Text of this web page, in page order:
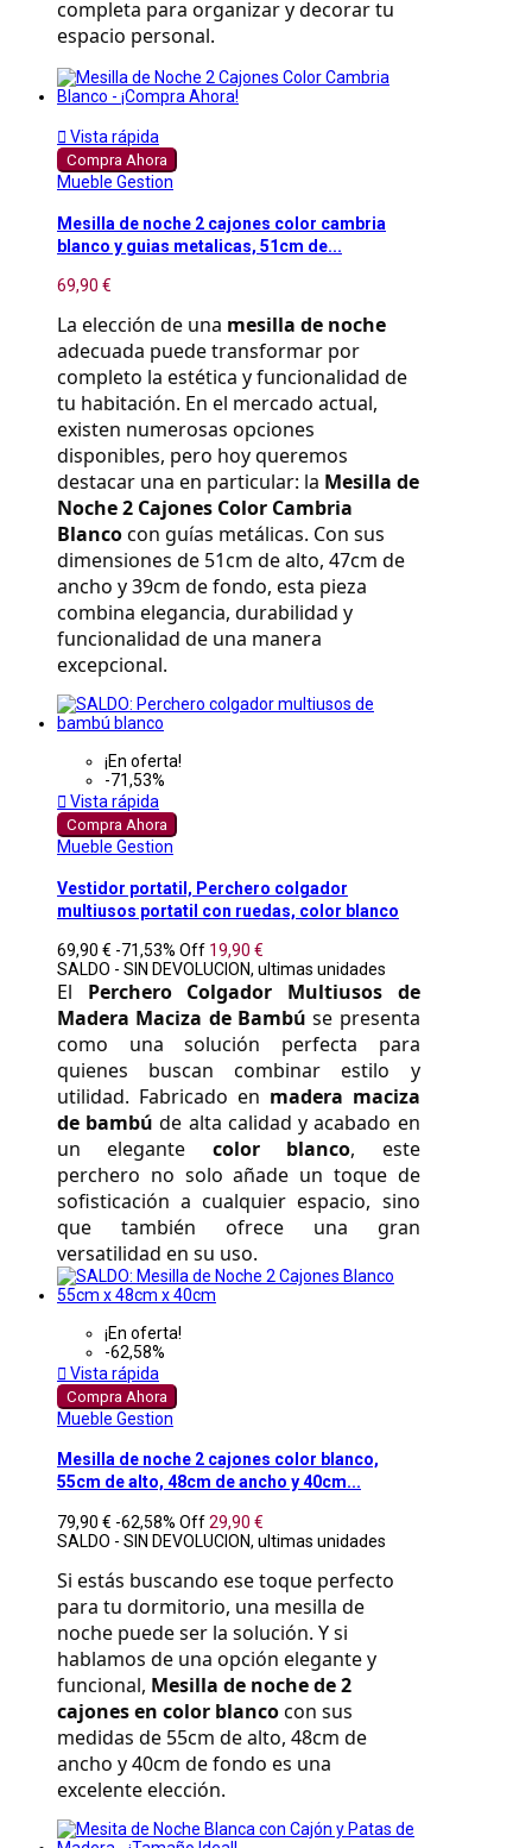
completa para organizar y decorar tu
espacio personal.
 Vista rápida
Compra Ahora
Mueble Gestion
Mesilla de noche 2 cajones color cambria
blanco y guias metalicas, 51cm de...
69,90 €
La elección de una mesilla de noche
adecuada puede transformar por
completo la estética y funcionalidad de
tu habitación. En el mercado actual,
existen numerosas opciones
disponibles, pero hoy queremos
destacar una en particular: la Mesilla de
Noche 2 Cajones Color Cambria
Blanco con guías metálicas. Con sus
dimensiones de 51cm de alto, 47cm de
ancho y 39cm de fondo, esta pieza
combina elegancia, durabilidad y
funcionalidad de una manera
excepcional.
¡En oferta!
-71,53%
 Vista rápida
Compra Ahora
Mueble Gestion
Vestidor portatil, Perchero colgador
multiusos portatil con ruedas, color blanco
69,90 € -71,53% Off 19,90 €
SALDO - SIN DEVOLUCION, ultimas unidades
El Perchero Colgador Multiusos de
Madera Maciza de Bambú se presenta
como una solución perfecta para
quienes buscan combinar estilo y
utilidad. Fabricado en madera maciza
de bambú de alta calidad y acabado en
un elegante color blanco, este
perchero no solo añade un toque de
sofisticación a cualquier espacio, sino
que también ofrece una gran
versatilidad en su uso.
¡En oferta!
-62,58%
 Vista rápida
Compra Ahora
Mueble Gestion
Mesilla de noche 2 cajones color blanco,
55cm de alto, 48cm de ancho y 40cm...
79,90 € -62,58% Off29,90 €
SALDO - SIN DEVOLUCION, ultimas unidades
Si estás buscando ese toque perfecto
para tu dormitorio, una mesilla de
noche puede ser la solución. Y si
hablamos de una opción elegante y
funcional, Mesilla de noche de 2
cajones en color blanco con sus
medidas de 55cm de alto, 48cm de
ancho y 40cm de fondo es una
excelente elección.